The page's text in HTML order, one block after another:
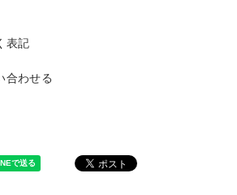
表記
合わせる